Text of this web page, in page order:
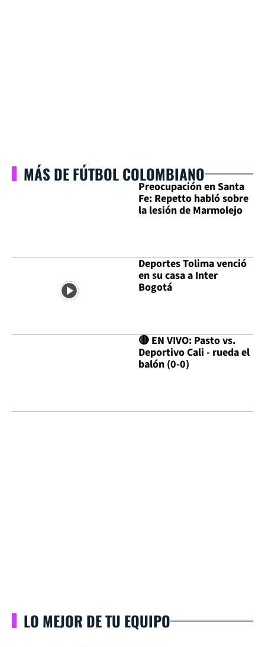
MÁS DE FÚTBOL COLOMBIANO
Preocupación en Santa
Fe: Repetto habló sobre
la lesión de Marmolejo
Deportes Tolima venció
en su casa a Inter
Bogotá
🔴 EN VIVO: Pasto vs.
Deportivo Cali - rueda el
balón (0-0)
LO MEJOR DE TU EQUIPO